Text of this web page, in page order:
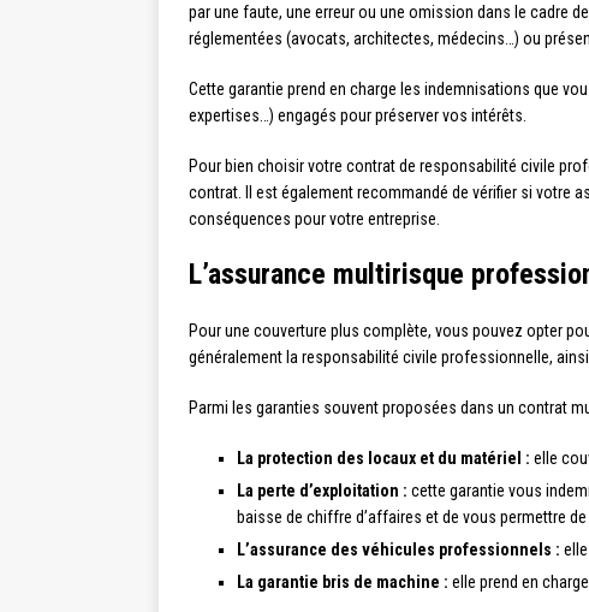
par une faute, une erreur ou une omission dans le cadre
réglementées (avocats, architectes, médecins…) ou
Cette garantie prend en charge les indemnisations que
expertises…) engagés pour préserver vos intérêts.
Pour bien choisir votre contrat de responsabilité civile
contrat. Il est également recommandé de vérifier si votre
conséquences pour votre entreprise.
L’assurance multirisque
Pour une couverture plus complète, vous pouvez opter
généralement la responsabilité civile professionnelle,
Parmi les garanties souvent proposées dans un contrat
La protection des locaux et du matériel : elle
La perte d’exploitation : cette garantie vous
baisse de chiffre d’affaires et de vous permettre
L’assurance des véhicules professionnels :
La garantie bris de machine : elle prend en